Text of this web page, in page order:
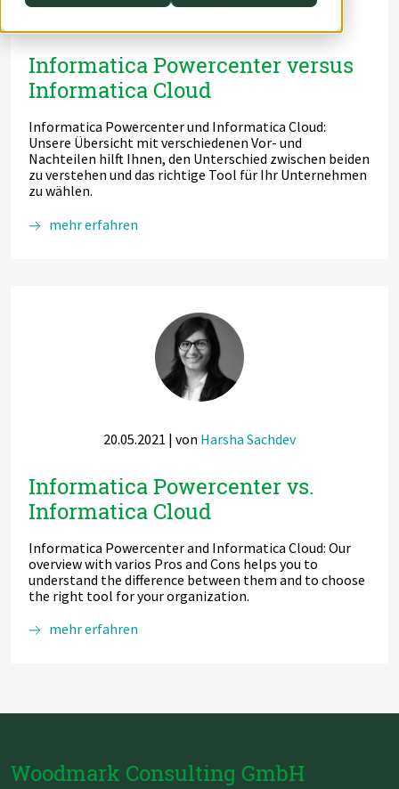
Informatica Powercenter versus
Informatica Cloud
Informatica Powercenter und Informatica Cloud:
Unsere Übersicht mit verschiedenen Vor- und
Nachteilen hilft Ihnen, den Unterschied zwischen beiden
zu verstehen und das richtige Tool für Ihr Unternehmen
zu wählen.
mehr erfahren
20.05.2021 | von Harsha Sachdev
Informatica Powercenter vs.
Informatica Cloud
Informatica Powercenter and Informatica Cloud: Our
overview with varios Pros and Cons helps you to
understand the difference between them and to choose
the right tool for your organization.
mehr erfahren
Woodmark Consulting GmbH
Datenstrategie & Datenorganisation
Digitale Souveränität
Switch to English
Switch to English